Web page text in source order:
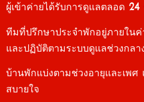
ผู้เข้าค่ายได้รับการดูแลตลอด 24
ทีมที่ปรึกษาประจำพักอยู่ภายในค่
และปฏิบัติตามระบบดูแลช่วงกลา
บ้านพักแบ่งตามช่วงอายุและเพศ
สบายใจ